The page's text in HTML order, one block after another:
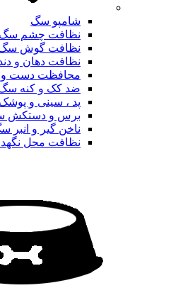
شامپو سگ
نظافت چشم سگ
نظافت گوش
نظافت دهان و
محافظت دست و
ضد کک و کنه
پد ، سینی و پوشک
برس و دستکش
ناخن گیر و انبر
نظافت محل